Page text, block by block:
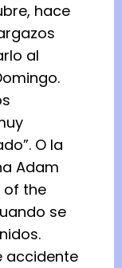
hace
al
O la
Adam
of the
se
accidente